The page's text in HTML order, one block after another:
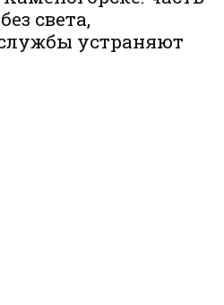
света,
устраняют